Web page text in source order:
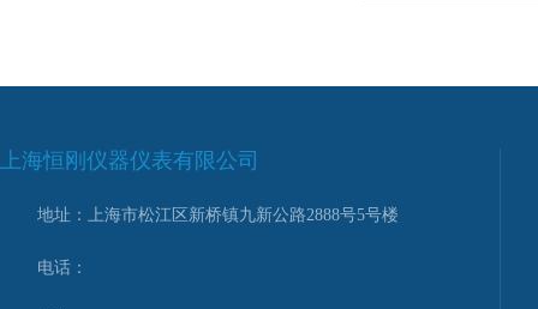
上海恒刚仪器仪表有限公司
地址：上海市松江区新桥镇九新公路2888号5号楼
电话：